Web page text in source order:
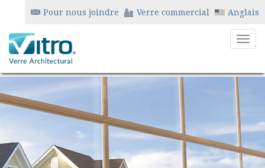
Pour nous joindre Verre commercial Anglais